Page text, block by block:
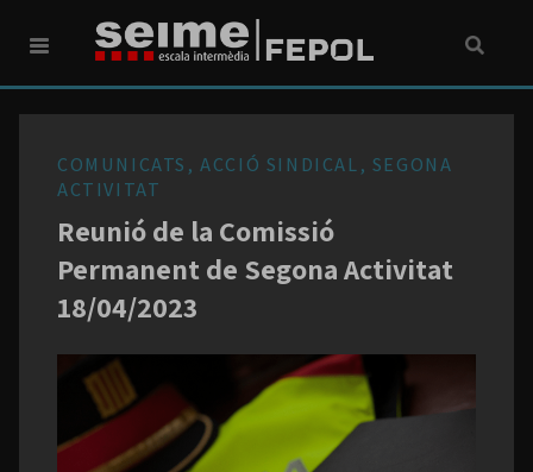
COMUNICATS, ACCIÓ SINDICAL, SEGONA
ACTIVITAT
Reunió de la Comissió
Permanent de Segona Activitat
18/04/2023